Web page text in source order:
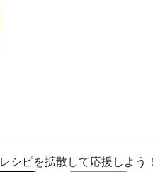
レシピを拡散して応援しよう！